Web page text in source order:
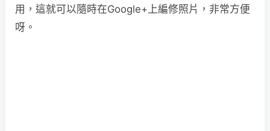
用，這就可以隨時在Google+上編修照片，非常方便
呀。